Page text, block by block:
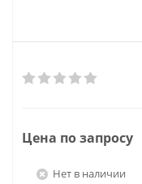
Цена по запросу
Нет в наличии